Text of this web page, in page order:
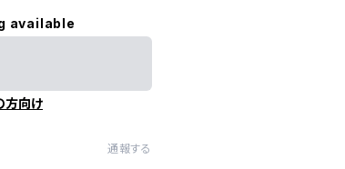
available
方向け
通報する